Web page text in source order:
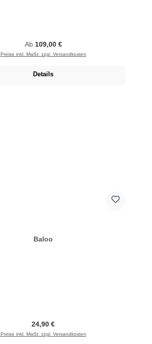
Regulärer Preis:
Ab 109,00 €
Preise inkl. MwSt. zzgl. Versandkosten
Details
Baloo
Regulärer Preis:
24,90 €
Preise inkl. MwSt. zzgl. Versandkosten